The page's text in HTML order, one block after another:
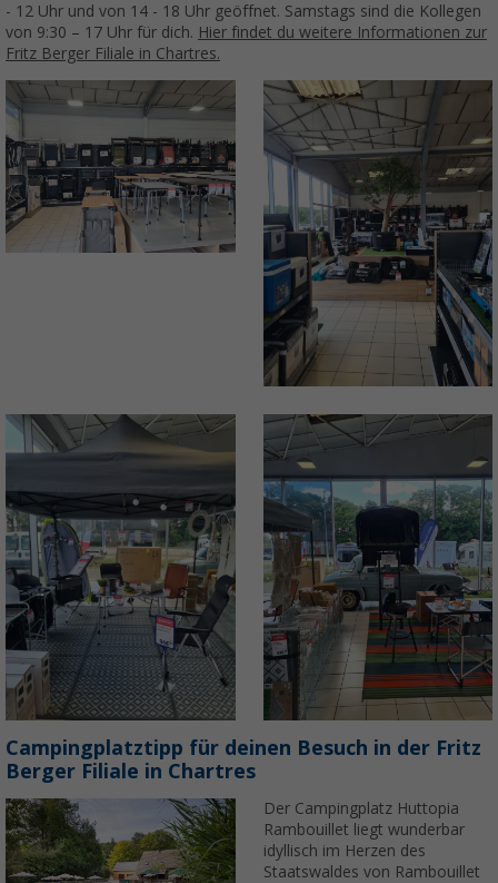
- 12 Uhr und von 14 - 18 Uhr geöffnet. Samstags sind die Kollegen
von 9:30 – 17 Uhr für dich. Hier findet du weitere Informationen zur
Fritz Berger Filiale in Chartres.
Campingplatztipp für deinen Besuch in der Fritz
Berger Filiale in Chartres
Der Campingplatz Huttopia
Rambouillet liegt wunderbar
idyllisch im Herzen des
Staatswaldes von Rambouillet